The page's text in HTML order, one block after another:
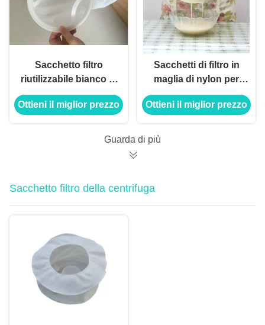
Sacchetto filtro
riutilizzabile bianco di
Juice Brew Wine
Nylon Mesh della
del dado dell'alimento
Ottieni il miglior prezzo
Sacchetti di filtro in
maglia di nylon per
vino/caffè/suco/filtro
rosinato di qualità
Ottieni il miglior prezzo
Guarda di più
Sacchetto filtro della centrifuga